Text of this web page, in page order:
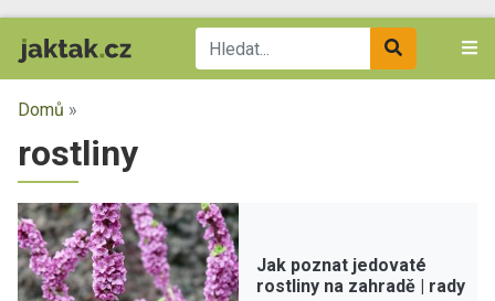
Domů »
rostliny
Jak poznat jedovaté
rostliny na zahradě | rady